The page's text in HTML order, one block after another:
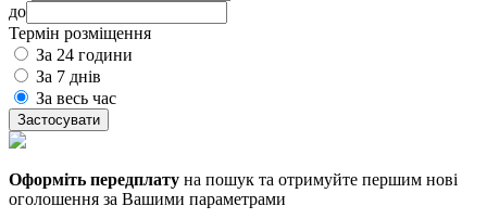
до
Термін розміщення
За 24 години
За 7 днів
За весь час
Застосувати
Оформіть передплату на пошук та отримуйте першим нові
оголошення за Вашими параметрами